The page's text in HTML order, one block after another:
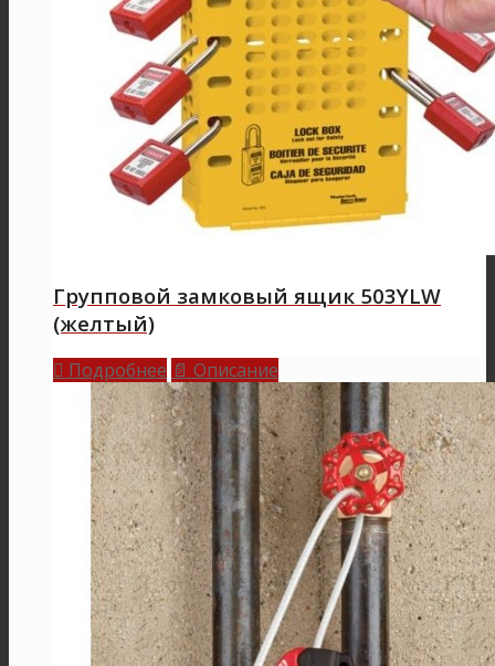
Групповой замковый ящик 503YLW
(желтый)
 Подробнее 📄 Описание